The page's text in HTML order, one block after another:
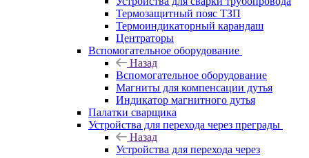
Термозащитный пояс ТЗП
Термоиндикаторный карандаш
Центраторы
Вспомогательное оборудование
Назад
Вспомогательное оборудование
Магниты для компенсации дутья
Индикатор магнитного дутья
Палатки сварщика
Устройства для перехода через преграды
Назад
Устройства для перехода через